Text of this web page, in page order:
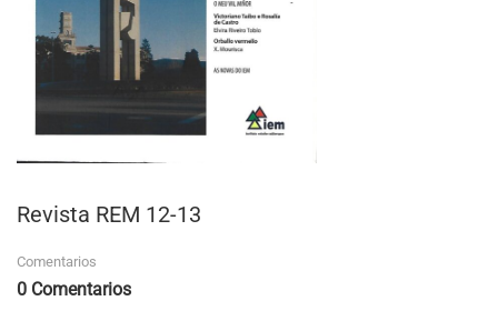
Revista REM 12-13
Comentarios
0 Comentarios